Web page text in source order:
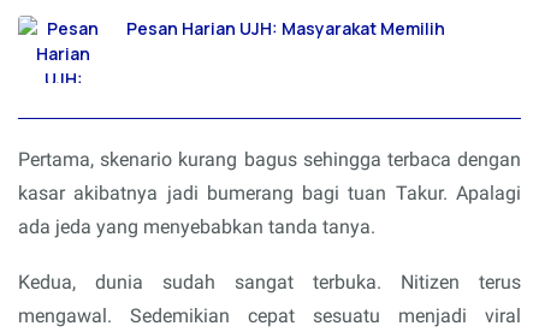
Pesan Harian UJH: Masyarakat Memilih
Pertama, skenario kurang bagus sehingga terbaca dengan
kasar akibatnya jadi bumerang bagi tuan Takur. Apalagi
ada jeda yang menyebabkan tanda tanya.
Kedua, dunia sudah sangat terbuka. Nitizen terus
mengawal. Sedemikian cepat sesuatu menjadi viral